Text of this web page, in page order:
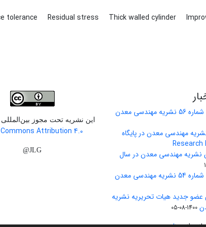
tolerance Residual stress Thick walled cylinder
معدن
مهندسی معدن در پایگاه
Research
نشریه مهندسی معدن در سال
معدن
جدید هیات تحریریه نشریه
1400-08-05
این نشریه تحت مجوز بین‌المللی
Commons Attribution 4.0
JLG@